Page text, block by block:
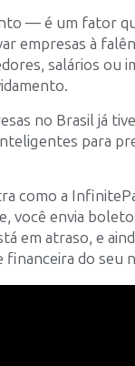
— é um fator
empresas à
salários ou
no Brasil já
para
como a
você envia
em atraso, e
do seu